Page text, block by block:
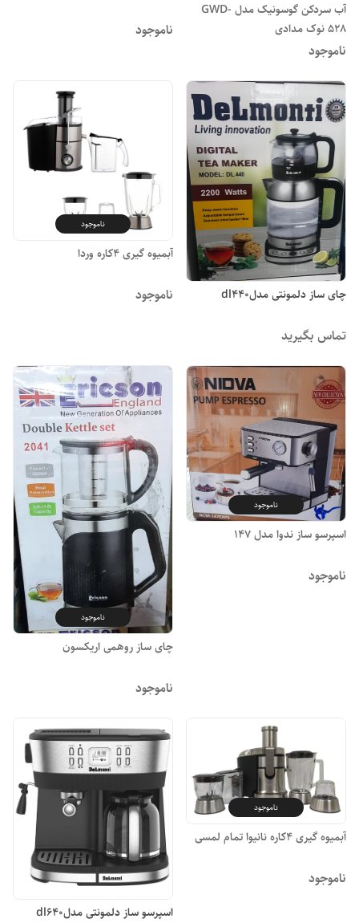
آب سردکن گوسونیک مدل GWD-
528 نوک مدادی
ناموجود
ناموجود
چای ساز دلمونتی مدلdl440
تماس بگیرید
ناموجود
آبمیوه گیری ۴کاره وردا
ناموجود
ناموجود
اسپرسو ساز ندوا مدل ۱۴۷
ناموجود
ناموجود
چای ساز روهمی اریکسون
ناموجود
ناموجود
آبمیوه گیری ۴کاره نانیوا تمام لمسی
ناموجود
اسپرسو ساز دلمونتی مدلdl640